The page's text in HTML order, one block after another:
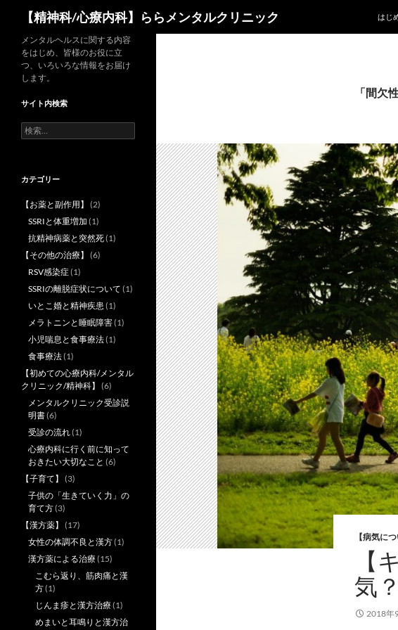
【精神科/心療内科】ららメンタルクリニック はじ
「間欠
【病気につ
【
気？
2018年
メンタルヘルスに関する内容
をはじめ、皆様のお役に立
つ、いろいろな情報をお届け
します。
サイト内検索
検
索:
カテゴリー
【お薬と副作用】
(2)
SSRIと体重増加 (1)
抗精神病薬と突然死(1)
【その他の治療】
(6)
RSV感染症(1)
SSRIの離脱症状について (1)
いとこ婚と精神疾患 (1)
メラトニンと睡眠障害(1)
小児喘息と食事療法(1)
食事療法(1)
【初めての心療内科/メンタル
クリニック/精神科】
(6)
メンタルクリニック受診説
明書(6)
受診の流れ(1)
心療内科に行く前に知って
おきたい大切なこと (6)
【子育て】
(3)
子供の「生きていく力」の
育て方(3)
【漢方薬】
(17)
女性の体調不良と漢方(1)
漢方薬による治療(15)
こむら返り、筋肉痛と漢
方(1)
じんま疹と漢方治療(1)
めまいと耳鳴りと漢方治